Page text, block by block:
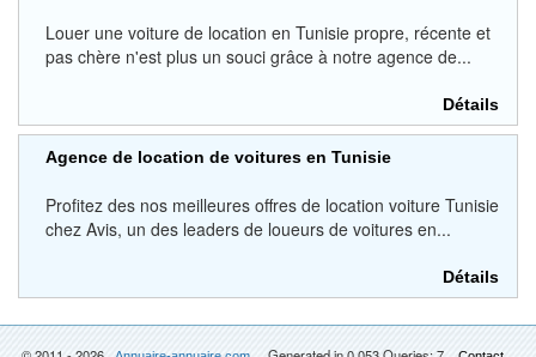
Louer une voiture de location en Tunisie propre, récente et
pas chère n'est plus un souci grâce à notre agence de...
Détails
Agence de location de voitures en Tunisie
Profitez des nos meilleures offres de location voiture Tunisie
chez Avis, un des leaders de loueurs de voitures en...
Détails